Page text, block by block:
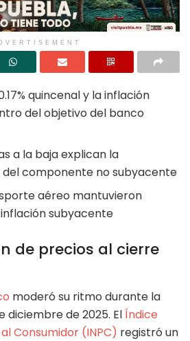
quincenal y la inflación
del objetivo del banco
a la baja explican la
componente no subyacente
aéreo mantuvieron
subyacente
de precios al cierre
moderó su ritmo durante la
diciembre de 2025. ElÍndice
Consumidor (INPC) registró un